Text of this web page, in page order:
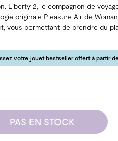
Liberty 2, le compagnon de
originale Pleasure Air de
vous permettant de prendre du
votre jouet bestseller offert à partir
PAS EN STOCK